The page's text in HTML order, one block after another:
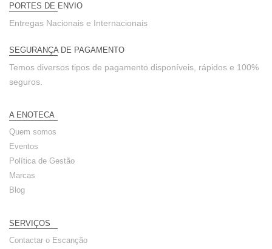
PORTES DE ENVIO
Entregas Nacionais e Internacionais
SEGURANÇA DE PAGAMENTO
Temos diversos tipos de pagamento disponíveis, rápidos e 100%
seguros.
A ENOTECA
Quem somos
Eventos
Política de Gestão
Marcas
Blog
SERVIÇOS
Contactar o Escanção